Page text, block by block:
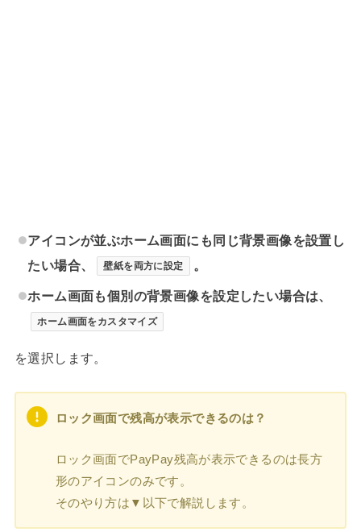
アイコンが並ぶホーム画面にも同じ背景画像を設置し
たい場合、
壁紙を両方に設定 。
ホーム画面も個別の背景画像を設定したい場合は、
ホーム画面をカスタマイズ
を選択します。
ロック画面で残高が表示できるのは？
ロック画面でPayPay残高が表示できるのは長方
形のアイコンのみです。
そのやり方は▼以下で解説します。